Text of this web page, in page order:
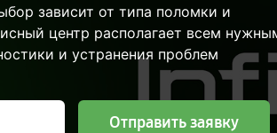
зависит от типа поломки и
центр располагает всем
и устранения проблем
Отправить заявку